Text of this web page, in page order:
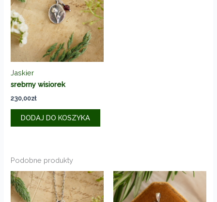
Jaskier
srebrny wisiorek
230,00zł
DODAJ DO KOSZYKA
Podobne produkty